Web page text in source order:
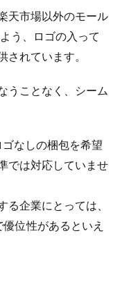
天市場以外のモール
う、ロゴの入って
されています。
うことなく、シーム
なしの梱包を希望
では対応していませ
企業にとっては、
位性があるといえ